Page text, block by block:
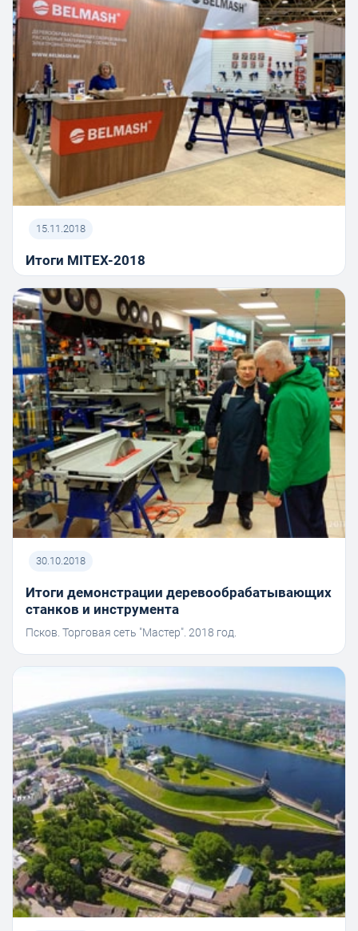
15.11.2018
Итоги MITEX-2018
30.10.2018
Итоги демонстрации деревообрабатывающих
станков и инструмента
Псков. Торговая сеть "Мастер". 2018 год.